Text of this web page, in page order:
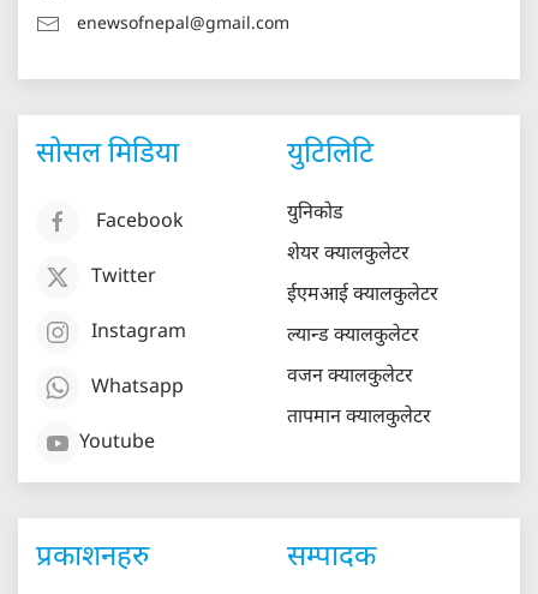
enewsofnepal@gmail.com
सोसल मिडिया
Facebook
Twitter
Instagram
Whatsapp
Youtube
युटिलिटि
युनिकोड
शेयर क्यालकुलेटर
ईएमआई क्यालकुलेटर
ल्यान्ड क्यालकुलेटर
वजन क्यालकुलेटर
तापमान क्यालकुलेटर
प्रकाशनहरु सम्पादक